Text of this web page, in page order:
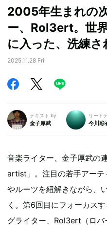
2005年生まれの
ー、Rol3ert。世
に入った、洗練
2025.11.28 Fri
テキスト by
金子厚武
リード
今川彩
音楽ライター、金子厚武の
artist」。注目の若手アーテ
やルーツを紐解きながら、
く。第6回目にフォーカス
グライター、Rol3ert（ロバ